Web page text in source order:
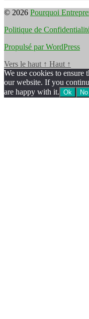
© 2026 Pourquoi
Politique de
Propulsé par WordPress
Vers le haut ↑ Haut ↑
We use cookies to ensure
our website. If you
are happy with it. Ok No